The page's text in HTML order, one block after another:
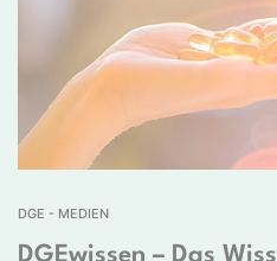
DGE - MEDIEN